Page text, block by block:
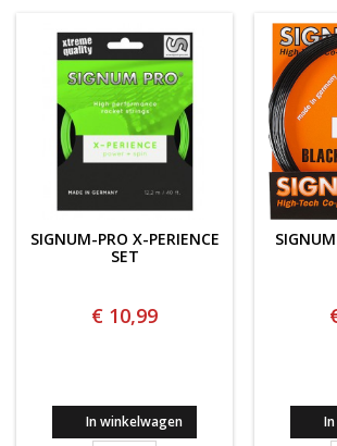
SIGNUM-PRO X-PERIENCE
SET
€ 10,99
In winkelwagen